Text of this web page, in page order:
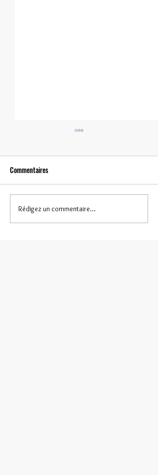
Rencontres: salons et
dédicaces
Commentaires
Rédigez un commentaire...